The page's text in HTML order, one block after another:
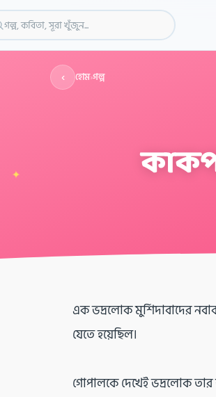
গল্প, কবিতা, সূরা খুঁজুন...
✦
‹ হোম›গল্প
এক ভদ্রলোক মুর্শিদাবাদের
যেতে হয়েছিল।
গোপালকে দেখেই ভদ্রলোক তার